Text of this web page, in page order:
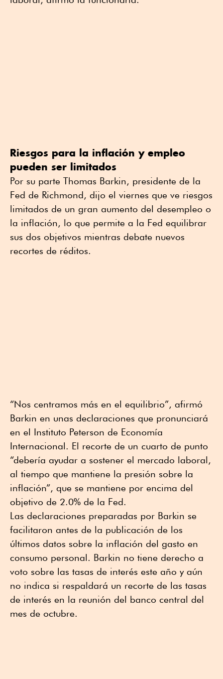
Riesgos para la inflación y empleo
pueden ser limitados
Por su parte Thomas Barkin, presidente de la
Fed de Richmond, dijo el viernes que ve riesgos
limitados de un gran aumento del desempleo o
la inflación, lo que permite a la Fed equilibrar
sus dos objetivos mientras debate nuevos
recortes de réditos.
“Nos centramos más en el equilibrio”, afirmó
Barkin en unas declaraciones que pronunciará
en el Instituto Peterson de Economía
Internacional. El recorte de un cuarto de punto
“debería ayudar a sostener el mercado laboral,
al tiempo que mantiene la presión sobre la
inflación”, que se mantiene por encima del
objetivo de 2.0% de la Fed.
Las declaraciones preparadas por Barkin se
facilitaron antes de la publicación de los
últimos datos sobre la inflación del gasto en
consumo personal. Barkin no tiene derecho a
voto sobre las tasas de interés este año y aún
no indica si respaldará un recorte de las tasas
de interés en la reunión del banco central del
mes de octubre.